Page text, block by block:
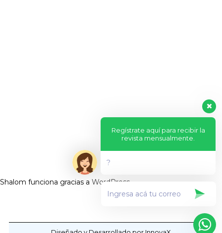
Shalom funciona gracias a WordPress
Regístrate aquí para recibir la
revista mensualmente.
?